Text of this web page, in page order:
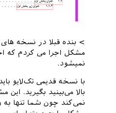
27
> بنده قبلا در نسخه های
مشکل اجرا می کردم که
نمیشود.
با نسخه قدیمی تک‌لایو
بالا می‌بینید بگیرید.
نمی‌کند چون شما تنها